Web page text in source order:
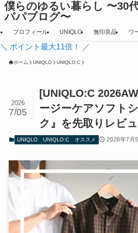
僕らのゆるい暮らし 〜30
パパブログ〜
プロフィール UNIQLO 無印良品 ワ
＼ ポイント最大11倍！ ／
ホーム UNIQLO UNIQLO:C
[UNIQLO:C
ージーケアソフト
ク』を先取りレビ
2026
7/05
UNIQLO UNIQLO:C オススメ 2026年7月